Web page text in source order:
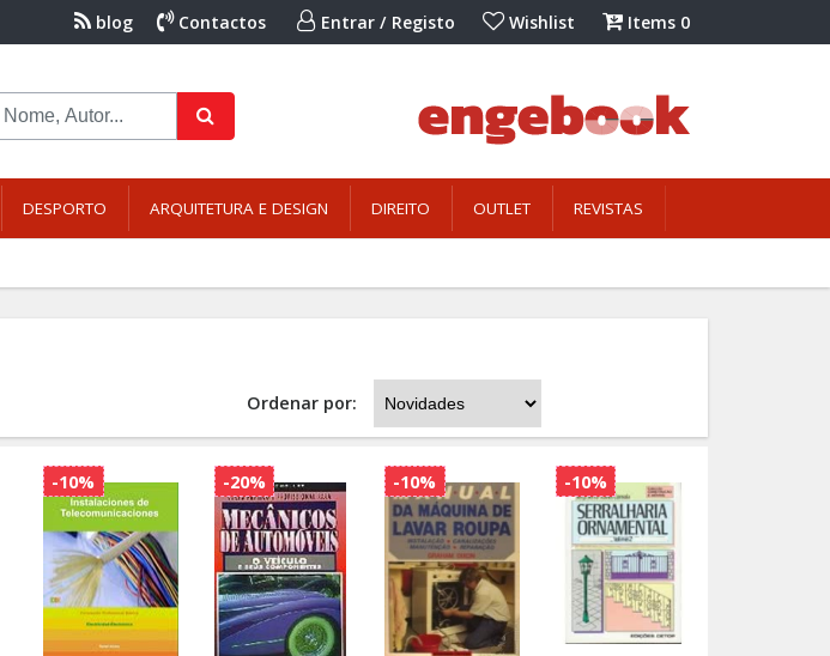
blog Contactos Entrar / Registo Wishlist Items 0
DESPORTO ARQUITETURA E DESIGN DIREITO OUTLET REVISTAS
Ordenar por:
-10% -20% -10% -10%